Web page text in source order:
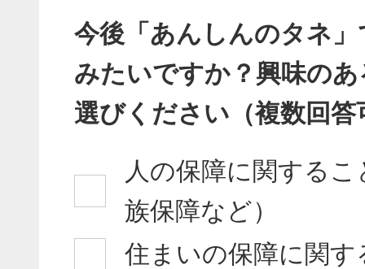
今後「あんしんのタネ
みたいですか？興味の
選びください（複数回答
人の保障に関する
族保障など）
住まいの保障に関す